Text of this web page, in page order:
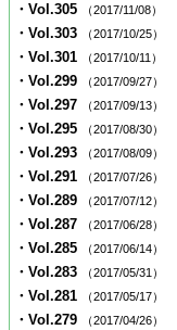
・Vol.305 （2017/11/08）
・Vol.303 （2017/10/25）
・Vol.301 （2017/10/11）
・Vol.299 （2017/09/27）
・Vol.297 （2017/09/13）
・Vol.295 （2017/08/30）
・Vol.293 （2017/08/09）
・Vol.291 （2017/07/26）
・Vol.289 （2017/07/12）
・Vol.287 （2017/06/28）
・Vol.285 （2017/06/14）
・Vol.283 （2017/05/31）
・Vol.281 （2017/05/17）
・Vol.279 （2017/04/26）